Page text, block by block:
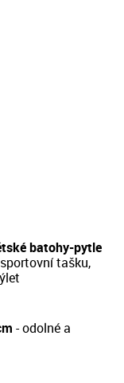
batohy-pytle
tašku,
- odolné a